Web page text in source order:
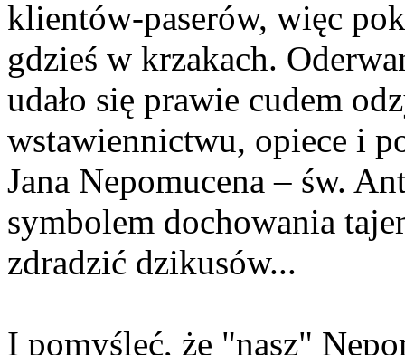
klientów-paserów, więc
gdzieś w krzakach.
udało się prawie cudem
wstawiennictwu, opiece i
Jana Nepomucena – św.
symbolem dochowania
zdradzić dzikusów...
I pomyśleć, że "nasz"